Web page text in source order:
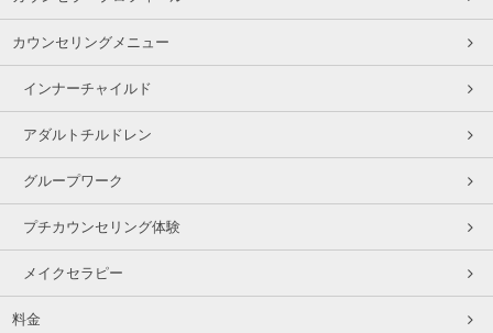
カウンセリングメニュー
インナーチャイルド
アダルトチルドレン
グループワーク
プチカウンセリング体験
メイクセラピー
料金